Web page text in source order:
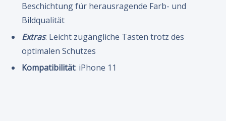
Beschichtung für herausragende Farb- und
Bildqualität
Extras: Leicht zugängliche Tasten trotz des
optimalen Schutzes
Kompatibilität: iPhone 11